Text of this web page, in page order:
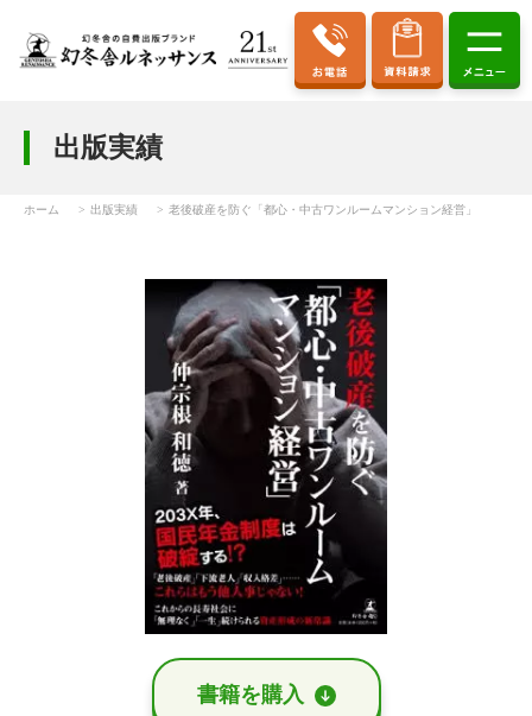
出版実績
ホーム 出版実績 老後破産を防ぐ「都心・中古ワンルームマンション経営」
書籍を購⼊